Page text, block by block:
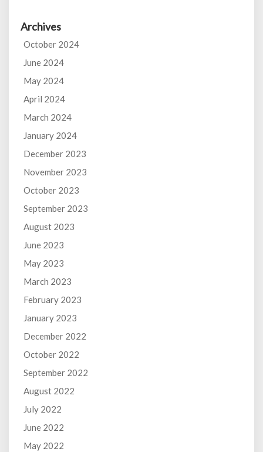
Archives
October 2024
June 2024
May 2024
April 2024
March 2024
January 2024
December 2023
November 2023
October 2023
September 2023
August 2023
June 2023
May 2023
March 2023
February 2023
January 2023
December 2022
October 2022
September 2022
August 2022
July 2022
June 2022
May 2022